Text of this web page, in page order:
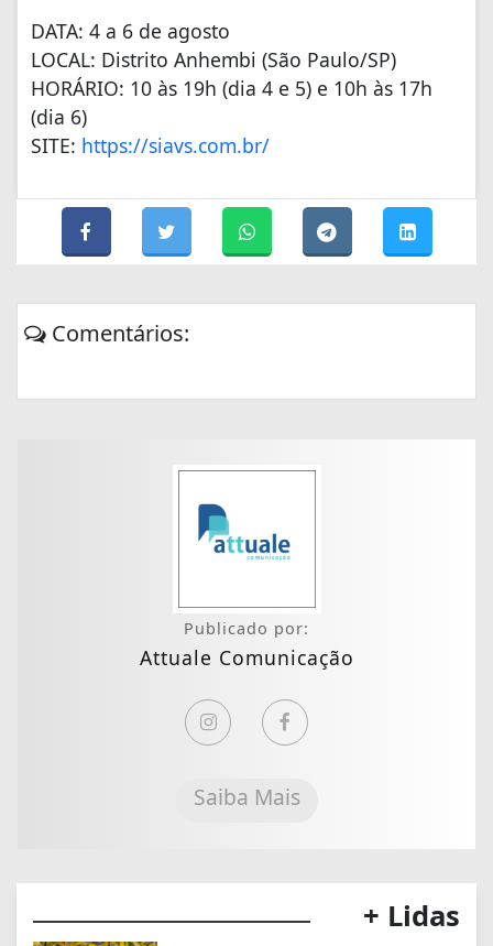
DATA: 4 a 6 de agosto
LOCAL: Distrito Anhembi (São Paulo/SP)
HORÁRIO: 10 às 19h (dia 4 e 5) e 10h às 17h
(dia 6)
SITE: https://siavs.com.br/
Comentários:
Publicado por:
Attuale Comunicação
Saiba Mais
+ Lidas